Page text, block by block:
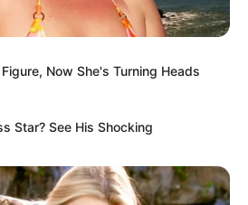
Now She's Turning Heads
Star? See His Shocking